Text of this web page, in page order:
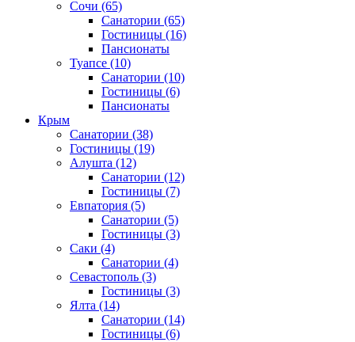
Сочи (65)
Санатории (65)
Гостиницы (16)
Пансионаты
Туапсе (10)
Санатории (10)
Гостиницы (6)
Пансионаты
Крым
Санатории (38)
Гостиницы (19)
Алушта (12)
Санатории (12)
Гостиницы (7)
Евпатория (5)
Санатории (5)
Гостиницы (3)
Саки (4)
Санатории (4)
Севастополь (3)
Гостиницы (3)
Ялта (14)
Санатории (14)
Гостиницы (6)